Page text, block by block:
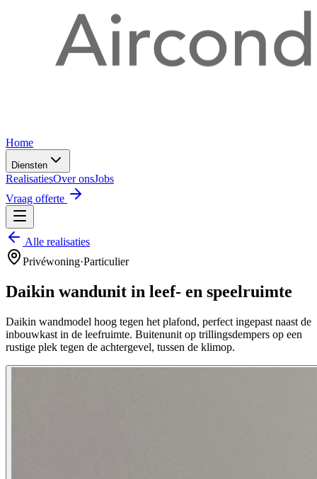
Home
Diensten
RealisatiesOver onsJobs
Vraag offerte
Alle realisaties
Privéwoning·Particulier
Daikin wandunit in leef- en speelruimte
Daikin wandmodel hoog tegen het plafond, perfect ingepast naast de
inbouwkast in de leefruimte. Buitenunit op trillingsdempers op een
rustige plek tegen de achtergevel, tussen de klimop.